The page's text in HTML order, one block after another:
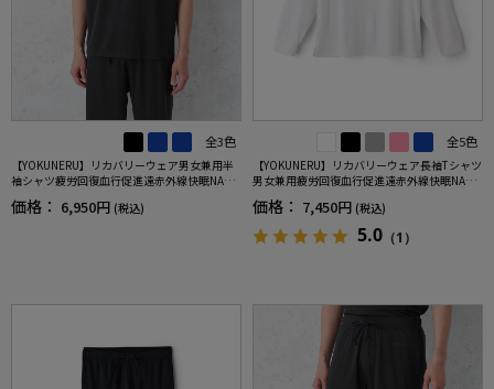
全3色
【YOKUNERU】リカバリーウェア男女兼用半
袖シャツ疲労回復血行促進遠赤外線快眠NANO
MIX(R)【一般医療機器】SS～LLサイズ
価格： 6,950円 (税込)
全5色
【YOKUNERU】リカバリーウェア長袖Tシャツ
男女兼用疲労回復血行促進遠赤外線快眠NANO
MIX(R)【一般医療機器】SS～LLサイズ
価格： 7,450円 (税込)
5.0 （1）